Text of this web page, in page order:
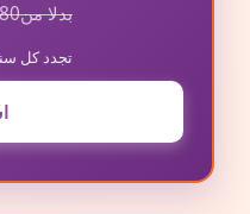
بدلا من
تجدد كل